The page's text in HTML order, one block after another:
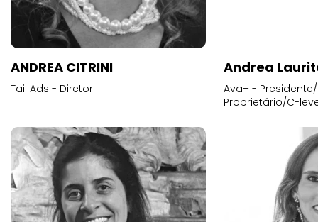
ANDREA CITRINI
Tail Ads - Diretor
Andrea
Ava+ -
Proprietário/C-